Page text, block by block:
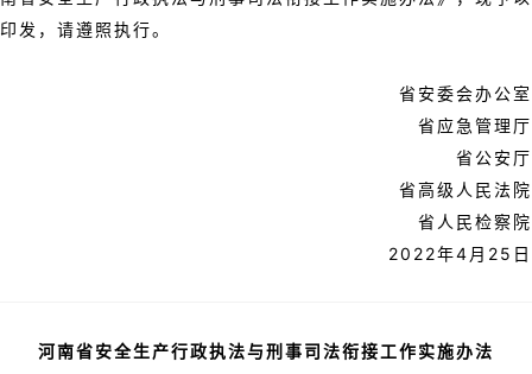
印发，请遵照执行。
省安委会办公室
省应急管理厅
省公安厅
省高级人民法院
省人民检察院
2022年4月25日
河南省安全生产行政执法与刑事司法衔接工作实施办法